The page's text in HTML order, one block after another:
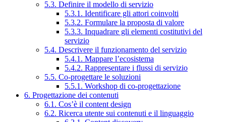
5.3. Definire il modello di servizio
5.3.1. Identificare gli attori coinvolti
5.3.2. Formulare la proposta di valore
5.3.3. Inquadrare gli elementi costitutivi del
servizio
5.4. Descrivere il funzionamento del servizio
5.4.1. Mappare l’ecosistema
5.4.2. Rappresentare i flussi di servizio
5.5. Co-progettare le soluzioni
5.5.1. Workshop di co-progettazione
6. Progettazione dei contenuti
6.1. Cos’è il content design
6.2. Ricerca utente sui contenuti e il linguaggio